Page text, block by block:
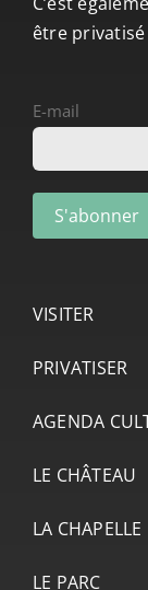
être
E-mail
VISITER
PRIVATISER
AGENDA
LE CHÂTEAU
LA CHAPELLE
LE PARC